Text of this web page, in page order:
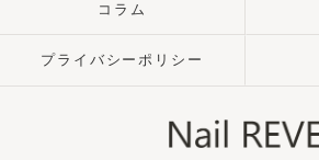
コラム
プライバシーポリシー